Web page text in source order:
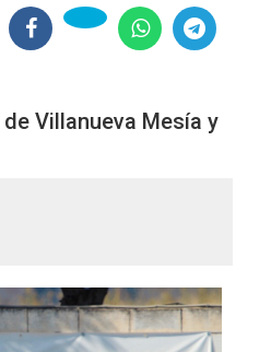
Villanueva Mesía y